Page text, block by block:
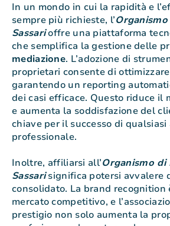
In un mondo in cui la rapidità e
sempre più richieste, l’
Sassarioffre una piattaforma
che semplifica la gestione delle
mediazione. L’adozione di
proprietari consente di
garantendo un reporting
dei casi efficace. Questo riduce il
e aumenta la soddisfazione del
chiave per il successo di
professionale.
Inoltre, affiliarsi all’Organismo di
Sassarisignifica potersi avvalere
consolidato. La brand recognition
mercato competitivo, e
prestigio non solo aumenta la